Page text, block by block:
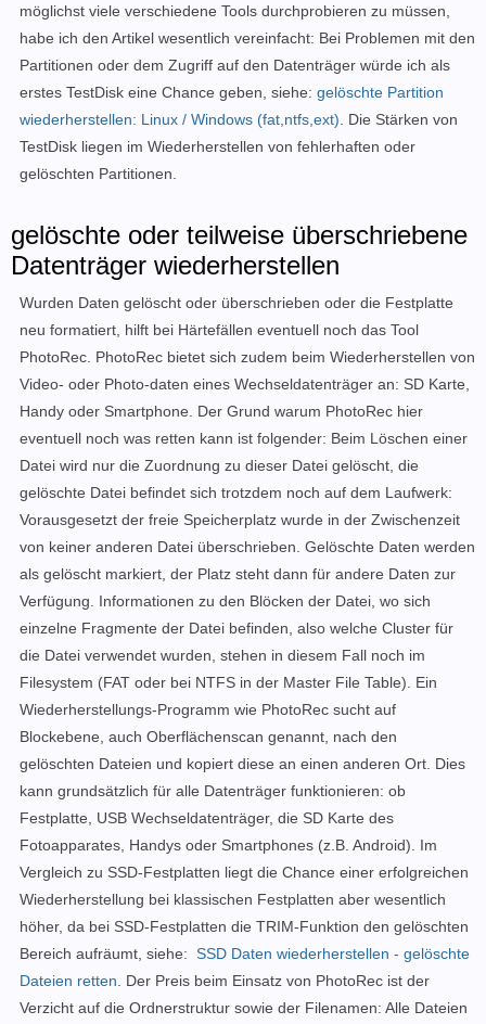
möglichst viele verschiedene Tools durchprobieren zu müssen,
habe ich den Artikel wesentlich vereinfacht: Bei Problemen mit den
Partitionen oder dem Zugriff auf den Datenträger würde ich als
erstes TestDisk eine Chance geben, siehe: gelöschte Partition
wiederherstellen: Linux / Windows (fat,ntfs,ext) . Die Stärken von
TestDisk liegen im Wiederherstellen von fehlerhaften oder
gelöschten Partitionen.
gelöschte oder teilweise überschriebene
Datenträger wiederherstellen
Wurden Daten gelöscht oder überschrieben oder die Festplatte
neu formatiert, hilft bei Härtefällen eventuell noch das Tool
PhotoRec. PhotoRec bietet sich zudem beim Wiederherstellen von
Video- oder Photo-daten eines Wechseldatenträger an: SD Karte,
Handy oder Smartphone. Der Grund warum PhotoRec hier
eventuell noch was retten kann ist folgender: Beim Löschen einer
Datei wird nur die Zuordnung zu dieser Datei gelöscht, die
gelöschte Datei befindet sich trotzdem noch auf dem Laufwerk:
Vorausgesetzt der freie Speicherplatz wurde in der Zwischenzeit
von keiner anderen Datei überschrieben. Gelöschte Daten werden
als gelöscht markiert, der Platz steht dann für andere Daten zur
Verfügung. Informationen zu den Blöcken der Datei, wo sich
einzelne Fragmente der Datei befinden, also welche Cluster für
die Datei verwendet wurden, stehen in diesem Fall noch im
Filesystem (FAT oder bei NTFS in der Master File Table). Ein
Wiederherstellungs-Programm wie PhotoRec sucht auf
Blockebene, auch Oberflächenscan genannt, nach den
gelöschten Dateien und kopiert diese an einen anderen Ort. Dies
kann grundsätzlich für alle Datenträger funktionieren: ob
Festplatte, USB Wechseldatenträger, die SD Karte des
Fotoapparates, Handys oder Smartphones (z.B. Android). Im
Vergleich zu SSD-Festplatten liegt die Chance einer erfolgreichen
Wiederherstellung bei klassischen Festplatten aber wesentlich
höher, da bei SSD-Festplatten die TRIM-Funktion den gelöschten
Bereich aufräumt, siehe: SSD Daten wiederherstellen - gelöschte
Dateien retten
Der Preis beim Einsatz von PhotoRec ist der
Verzicht auf die Ordnerstruktur sowie der Filenamen: Alle Dateien